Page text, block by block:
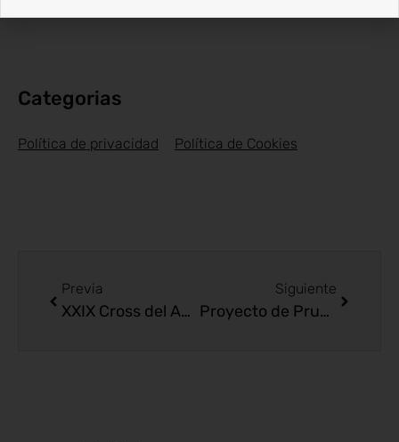
Categorias
Política de privacidad Política de Cookies
Previa
XXIX Cross del Aceite
Siguiente
Proyecto de Pruebas y Horarios Controles PC